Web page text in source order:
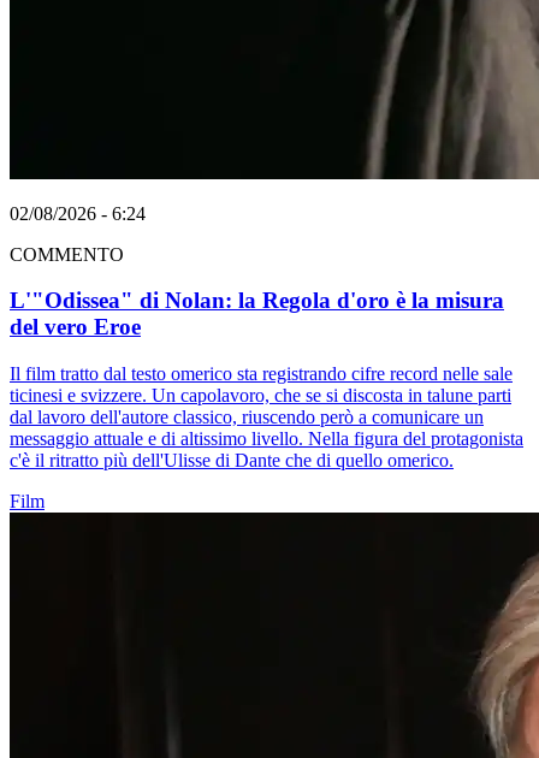
02/08/2026 - 6:24
COMMENTO
L'"Odissea" di Nolan: la Regola d'oro è la misura
del vero Eroe
Il film tratto dal testo omerico sta registrando cifre record nelle sale
ticinesi e svizzere. Un capolavoro, che se si discosta in talune parti
dal lavoro dell'autore classico, riuscendo però a comunicare un
messaggio attuale e di altissimo livello. Nella figura del protagonista
c'è il ritratto più dell'Ulisse di Dante che di quello omerico.
Film